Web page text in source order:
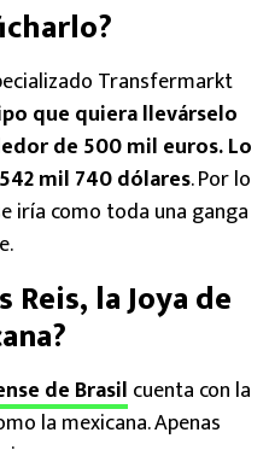
Transfermarkt
que quiera llevárselo
de 500 mil euros. Lo
mil 740 dólares. Por lo
iría como toda una ganga
Reis, la Joya de
de Brasil cuenta con la
la mexicana. Apenas